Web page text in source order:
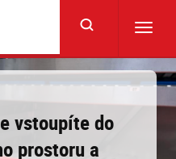
vstoupíte do
prostoru a